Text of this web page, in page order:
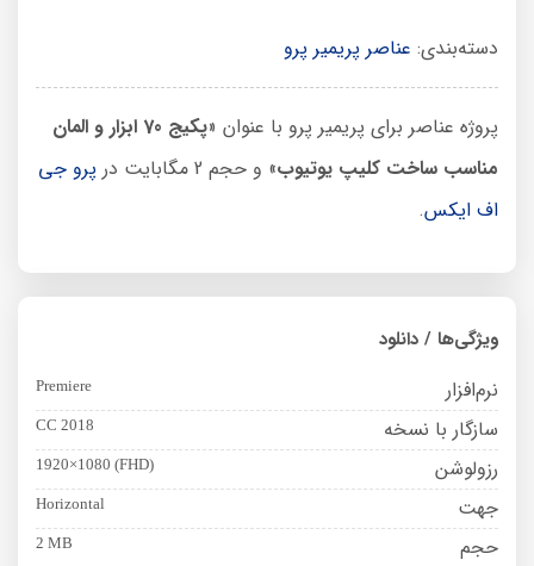
دسته‌بندی: عناصر پریمیر پرو
پروژه عناصر برای پریمیر پرو با عنوان «
پکیج 70 ابزار و المان
مناسب ساخت کلیپ یوتیوب» و حجم 2 مگابایت در
پرو جی
اف ایکس.
ویژگی‌ها / دانلود
نرم‌افزار Premiere
سازگار با نسخه CC 2018
رزولوشن 1920×1080 (FHD)
جهت Horizontal
حجم 2 MB